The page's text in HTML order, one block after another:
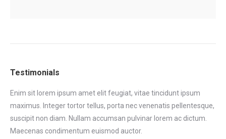
Testimonials
Enim sit lorem ipsum amet elit feugiat, vitae tincidunt ipsum
maximus. Integer tortor tellus, porta nec venenatis pellentesque,
suscipit non diam. Nullam accumsan pulvinar lorem ac dictum.
Maecenas condimentum euismod auctor.